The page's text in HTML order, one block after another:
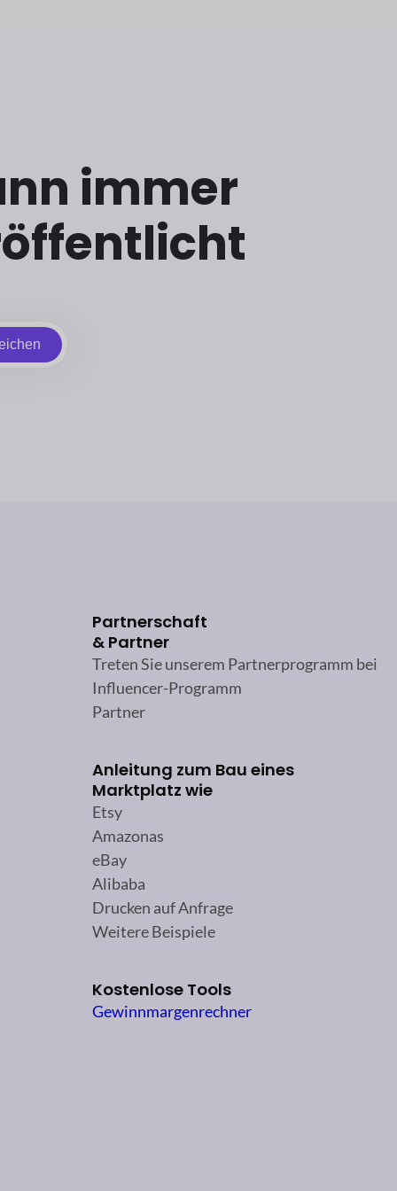
immer
Partnerschaft
& Partner
Treten Sie unserem Partnerprogramm bei
Influencer-Programm
Partner
Anleitung zum Bau eines
Marktplatz wie
Etsy
Amazonas
eBay
Alibaba
Drucken auf Anfrage
Weitere Beispiele
Kostenlose Tools
Gewinnmargenrechner